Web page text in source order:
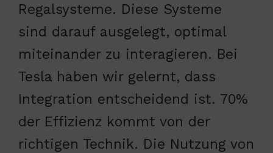
Regalsysteme. Diese Systeme
sind darauf ausgelegt, optimal
miteinander zu interagieren. Bei
Tesla haben wir gelernt, dass
Integration entscheidend ist. 70%
der Effizienz kommt von der
richtigen Technik. Die Nutzung von